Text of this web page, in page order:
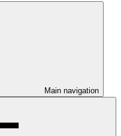
Main navigation